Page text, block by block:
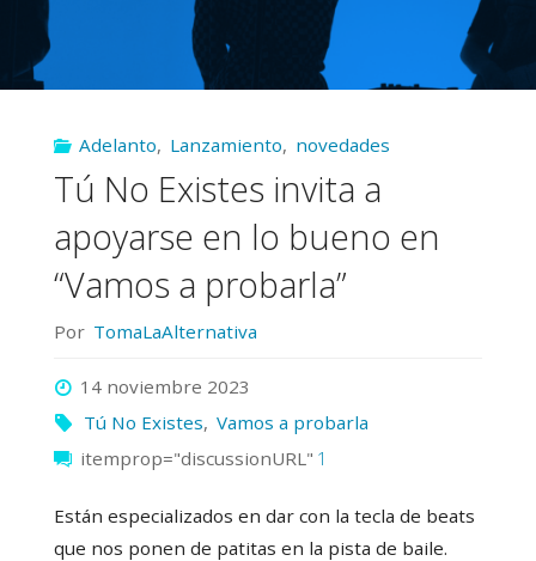
Adelanto, Lanzamiento, novedades
Tú No Existes invita a
apoyarse en lo bueno en
“Vamos a probarla”
Por TomaLaAlternativa
14 noviembre 2023
Tú No Existes, Vamos a probarla
itemprop="discussionURL" 1
Están especializados en dar con la tecla de beats
que nos ponen de patitas en la pista de baile.